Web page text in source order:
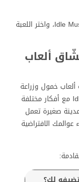
افتح App Store، ثم ابحث عن Idle Mushroom Garden، واختر اللعبة
ألعاب
خمول وزراعة
أخرى تمنحك نفس راحة Idle Mushroom Garden مع أفكار مختلفة
صغيرة تعمل
الافتراضية